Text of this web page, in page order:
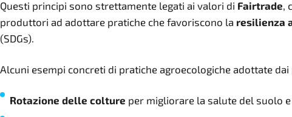
Questi principi sono strettamente legati ai valori di Fairtrade,
produttori ad adottare pratiche che favoriscono la resilienza
(SDGs).
Alcuni esempi concreti di pratiche agroecologiche adottate
Rotazione delle colture per migliorare la salute del suolo